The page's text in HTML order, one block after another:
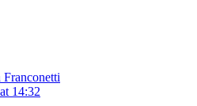
Franconetti
14:32